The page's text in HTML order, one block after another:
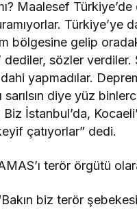
Maalesef
Türkiye’ye
bölgesine gelip
dediler, sözler
yapmadılar.
sarılsın diye yüz
İstanbul’da,
çatıyorlar” dedi.
terör örgütü
biz terör
davası